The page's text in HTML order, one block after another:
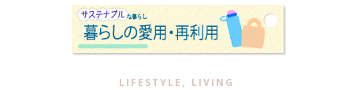
LIFESTYLE , LIVING